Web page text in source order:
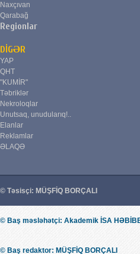
Naxçıvan
Qarabağ
Regionlar
DİGƏR
YAP
QHT
"KUMİR"
Təbriklər
Nekroloqlar
Unutsaq, unudularıq!..
Elanlar
Reklamlar
ƏLAQƏ
© Təsisçi: MÜŞFİQ BORÇALI
© Baş məsləhətçi: Akademik İSA
© Baş redaktor: MÜŞFİQ BORÇALI